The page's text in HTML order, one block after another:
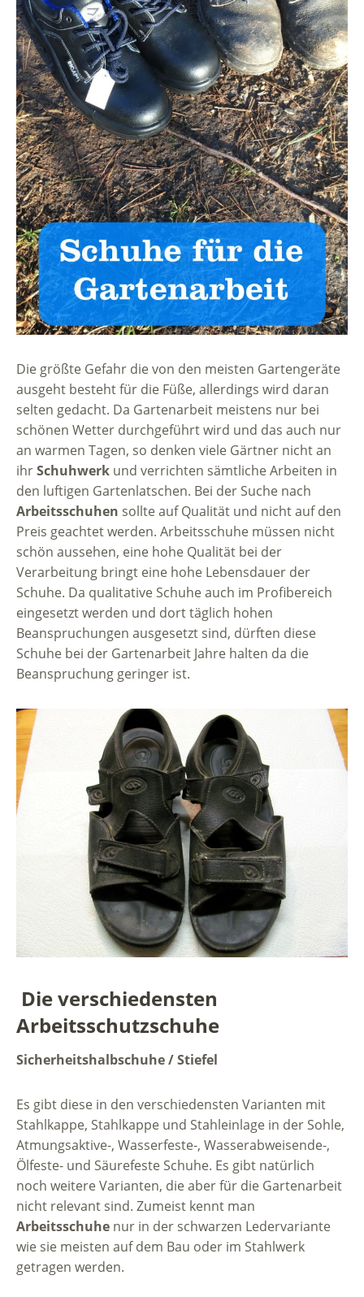
Die größte Gefahr die von den meisten Gartengeräte
ausgeht besteht für die Füße, allerdings wird daran
selten gedacht. Da Gartenarbeit meistens nur bei
schönen Wetter durchgeführt wird und das auch nur
an warmen Tagen, so denken viele Gärtner nicht an
ihrSchuhwerk und verrichten sämtliche Arbeiten in
den luftigen Gartenlatschen. Bei der Suche nach
Arbeitsschuhen sollte auf Qualität und nicht auf den
Preis geachtet werden. Arbeitsschuhe müssen nicht
schön aussehen, eine hohe Qualität bei der
Verarbeitung bringt eine hohe Lebensdauer der
Schuhe. Da qualitative Schuhe auch im Profibereich
eingesetzt werden und dort täglich hohen
Beanspruchungen ausgesetzt sind, dürften diese
Schuhe bei der Gartenarbeit Jahre halten da die
Beanspruchung geringer ist.
Die verschiedensten
Arbeitsschutzschuhe
Sicherheitshalbschuhe / Stiefel
Es gibt diese in den verschiedensten Varianten mit
Stahlkappe, Stahlkappe und Stahleinlage in der Sohle,
Atmungsaktive-, Wasserfeste-, Wasserabweisende-,
Ölfeste- und Säurefeste Schuhe. Es gibt natürlich
noch weitere Varianten, die aber für die Gartenarbeit
nicht relevant sind. Zumeist kennt man
Arbeitsschuhe nur in der schwarzen Ledervariante
wie sie meisten auf dem Bau oder im Stahlwerk
getragen werden.